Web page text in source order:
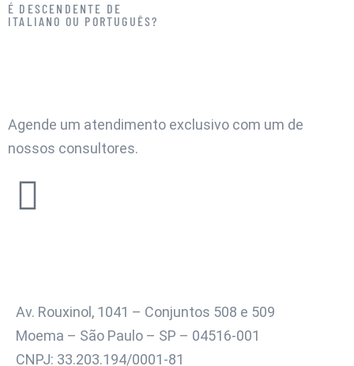
É DESCENDENTE DE
ITALIANO OU PORTUGUÊS?
Agende um atendimento exclusivo com um de
nossos consultores.
Av. Rouxinol, 1041 – Conjuntos 508 e 509
Moema – São Paulo – SP – 04516-001
CNPJ: 33.203.194/0001-81